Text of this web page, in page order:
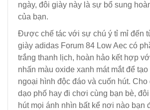
ngày, đôi giày này là sự bổ sung
của bạn.
Được chế tác với sự chú ý tỉ mỉ đến
giày adidas Forum 84 Low Aec có
trắng thanh lịch, hoàn hảo kết hợp
nhấn màu oxide xanh mát mắt để
ngoại hình độc đáo và cuốn hút. Cho
dạo phố hay đi chơi cùng bạn bè,
hút mọi ánh nhìn bất kể nơi nào bạn